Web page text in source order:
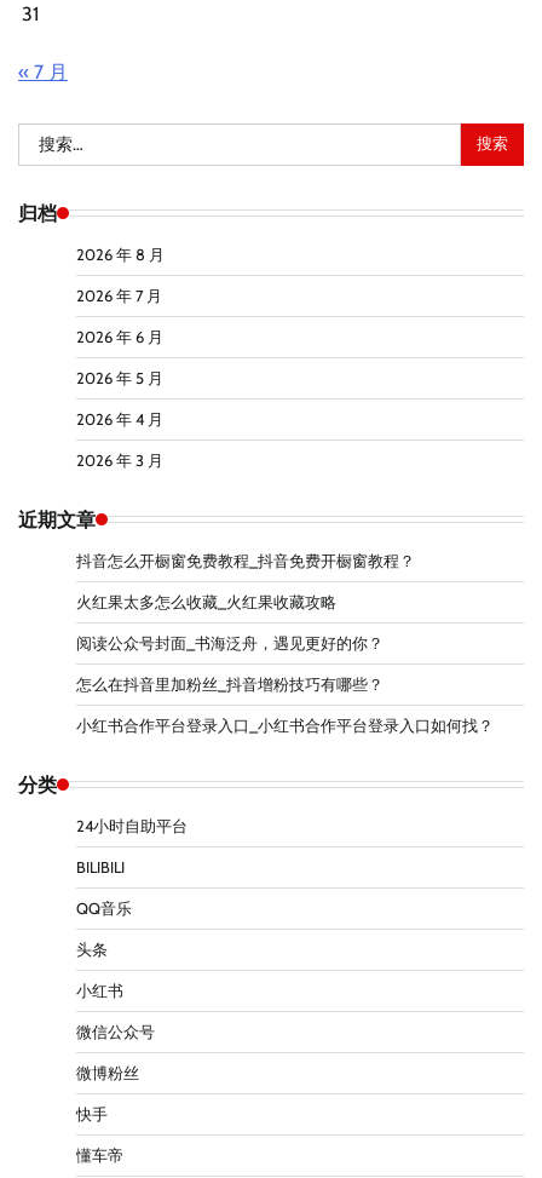
31
« 7 月
索：
归档
2026 年 8 月
2026 年 7 月
2026 年 6 月
2026 年 5 月
2026 年 4 月
2026 年 3 月
近期文章
抖音怎么开橱窗免费教程_抖音免费开橱窗教程？
火红果太多怎么收藏_火红果收藏攻略
阅读公众号封面_书海泛舟，遇见更好的你？
怎么在抖音里加粉丝_抖音增粉技巧有哪些？
小红书合作平台登录入口_小红书合作平台登录入口如何找？
分类
24小时自助平台
BILIBILI
QQ音乐
头条
小红书
微信公众号
微博粉丝
快手
懂车帝